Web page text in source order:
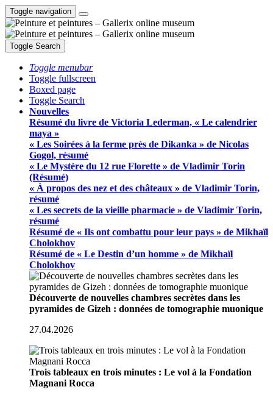
Toggle navigation
Toggle Search
Toggle menubar
Toggle fullscreen
Boxed page
Toggle Search
Nouvelles
Résumé du livre de Victoria Lederman, « Le calendrier
maya »
« Les Soirées à la ferme près de Dikanka » de Nicolas
Gogol, résumé
« Le Mystère du 12 rue Florette » de Vladimir Torin
(Résumé)
« À propos des nez et des châteaux » de Vladimir Torin,
résumé
« Les secrets de la vieille pharmacie » de Vladimir Torin,
résumé
Résumé de « Ils ont combattu pour leur pays » de Mikhaïl
Cholokhov
Résumé de « Le Destin d’un homme » de Mikhaïl
Cholokhov
Découverte de nouvelles chambres secrètes dans les
pyramides de Gizeh : données de tomographie muonique
27.04.2026
Trois tableaux en trois minutes : Le vol à la Fondation
Magnani Rocca